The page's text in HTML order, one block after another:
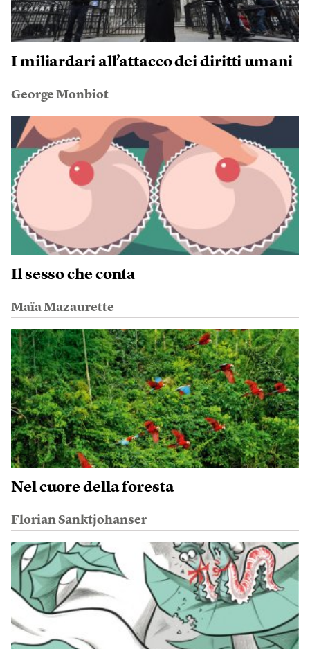
I miliardari all’attacco dei diritti umani
George Monbiot
Il sesso che conta
Maïa Mazaurette
Nel cuore della foresta
Florian Sanktjohanser